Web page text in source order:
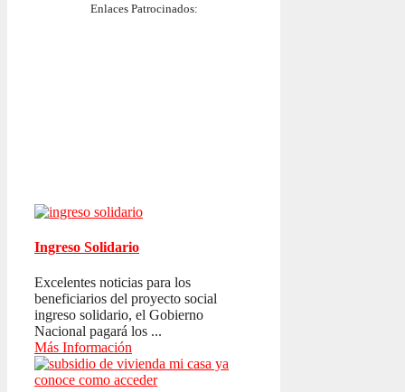
Enlaces Patrocinados:
Ingreso Solidario
Excelentes noticias para los
beneficiarios del proyecto social
ingreso solidario, el Gobierno
Nacional pagará los ...
Más Información